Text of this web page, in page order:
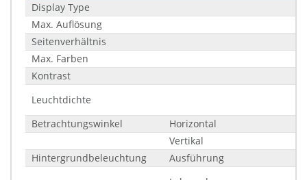
Display Type
Max. Auflösung
Seitenverhältnis
Max. Farben
Kontrast
Leuchtdichte
Betrachtungswinkel
Horizontal
Vertikal
Hintergrundbeleuchtung
Ausführung